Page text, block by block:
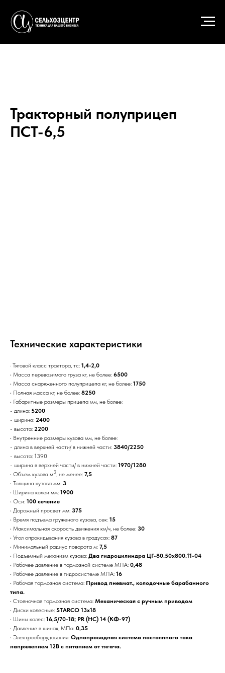
Тракторный полуприцеп
ПСТ-6,5
Технические характеристики
· Тяговой класс трактора, тс: 1,4-2,0
· Масса перевозимого груза кг, не более: 6500
· Масса снаряженного полуприцепа кг, не более: 1750
· Полная масса кг, не более: 8250
· Габаритные размеры прицепа мм, не более:
- длина: 5200
- ширина: 2400
- высота: 2200
· Внутренние размеры кузова мм, не более:
- длина в верхней части/ в нижней части: 3840/2250
- высота: 1390
- ширина в верхней части/ в нижней части: 1970/1280
· Объем кузова м3 , не менее: 7,5
· Толщина кузова мм: 3
· Ширина колеи мм: 1900
· Оси: 100 сечение
· Дорожный просвет мм: 375
· Время подъема груженого кузова, сек: 15
· Максимальная скорость движения км/ч, не более: 30
· Угол опрокидывания кузова в градусах: 87
· Минимальный радиус поворота м: 7,5
· Подъемный механизм кузова: Два гидроцилиндра ЦГ-80.50х800.11-04
· Рабочее давление в тормозной системе МПА: 0,48
· Рабочее давление в гидросистеме МПА: 16
· Рабочая тормозная система: Привод пневмат., колодочные барабанного
типа.
· Стояночная тормозная система: Механическая с ручным приводом
· Диски колесные: STARCO 13х18
· Шины колес: 16,5/70-18; PR (HC) 14 (КФ-97)
· Давление в шинах, МПа: 0,35
· Электрооборудования: Однопроводная система постоянного тока
напряжением 12В с питанием от тягача.